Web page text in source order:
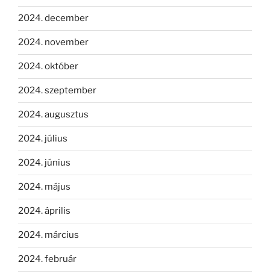
2024. december
2024. november
2024. október
2024. szeptember
2024. augusztus
2024. július
2024. június
2024. május
2024. április
2024. március
2024. február